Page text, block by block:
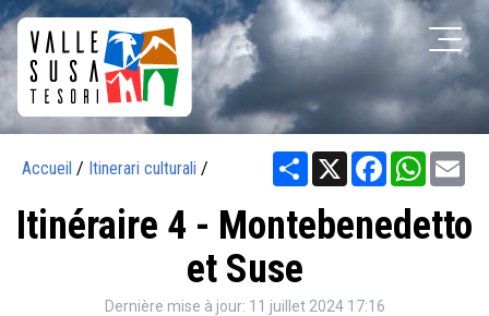
Accueil / Itinerari culturali / Share X Facebook
Itinéraire 4 - Montebenedetto
et Suse
Dernière mise à jour: 11 juillet 2024 17:16